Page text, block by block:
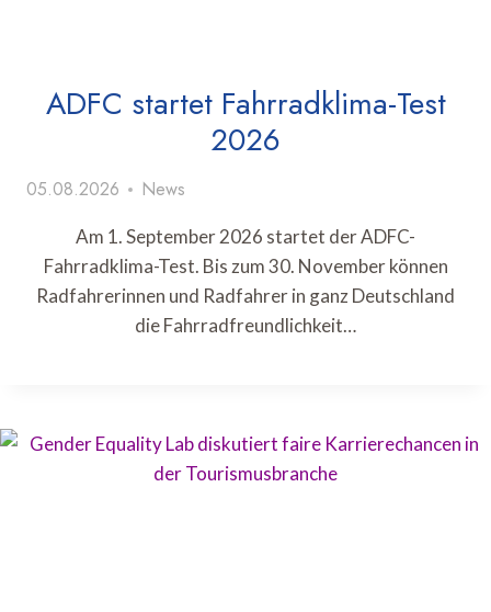
ADFC startet Fahrradklima-Test
2026
05.08.2026 News
Am 1. September 2026 startet der ADFC-
Fahrradklima-Test. Bis zum 30. November können
Radfahrerinnen und Radfahrer in ganz Deutschland
die Fahrradfreundlichkeit…